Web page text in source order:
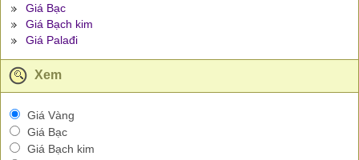
Giá Bạc
Giá Bạch kim
Giá Palađi
Xem
Giá Vàng
Giá Bạc
Giá Bạch kim